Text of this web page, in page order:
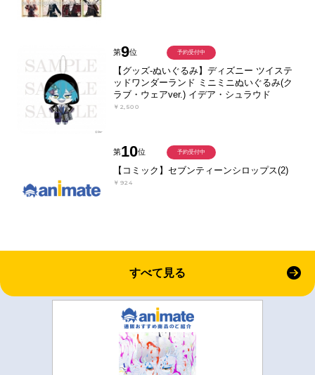
第9位
【グッズ-ぬいぐるみ】ディズニー ツイステ
ッドワンダーランド ミニミニぬいぐるみ(ク
ラブ・ウェアver.) イデア・シュラウド
￥2,500
予約受付中
第10位
【コミック】セブンティーンシロップス(2)
￥924
予約受付中
すべて見る